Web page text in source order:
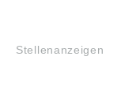
Stellenanzeigen